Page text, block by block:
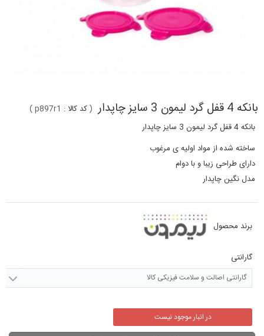
بانکه 4 قفل گرد لیمون 3 سایز چاپدار (کد کالا : p897r1
)
بانکه 4 قفل گرد لیمون 3 سایز چاپدار
ساخته شده از مواد اولیه ی مرغوب
دارای طراحی زیبا و با دوام
مدل نگین چاپدار
برند محصول
گارانتی
گارانتی اصالت و سلامت فیزیکی کالا
در انبار موجود نیست